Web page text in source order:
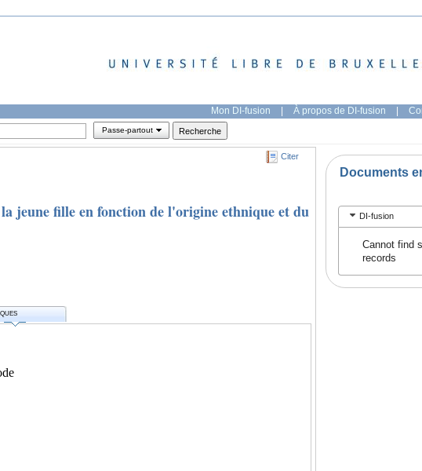
Mon DI-fusion | À propos de DI-fusion |
Passe-partout
Citer
jeune fille en fonction de l'origine ethnique et du
Documents
DI-fusion
Cannot find
records